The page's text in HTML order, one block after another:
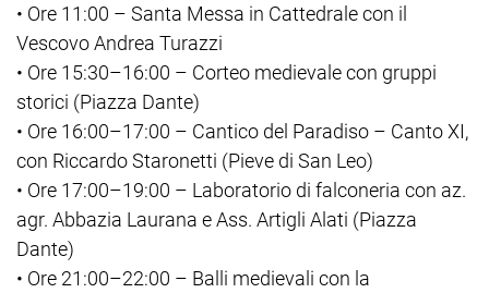
• Ore 11:00 – Santa Messa in Cattedrale con il
Vescovo Andrea Turazzi
• Ore 15:30–16:00 – Corteo medievale con gruppi
storici (Piazza Dante)
• Ore 16:00–17:00 – Cantico del Paradiso – Canto XI,
con Riccardo Staronetti (Pieve di San Leo)
• Ore 17:00–19:00 – Laboratorio di falconeria con az.
agr. Abbazia Laurana e Ass. Artigli Alati (Piazza
Dante)
• Ore 21:00–22:00 – Balli medievali con la